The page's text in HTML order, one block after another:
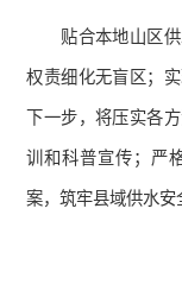
贴合本地山区
权责细化无盲区；
下一步，将压实各
训和科普宣传；严
案，筑牢县域供水安